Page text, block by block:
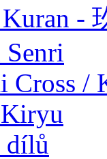
-
Cross /
dílů